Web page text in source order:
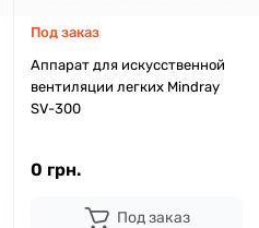
Под заказ
Аппарат для искусственной
вентиляции легких Mindray
SV-300
0 грн.
Под заказ